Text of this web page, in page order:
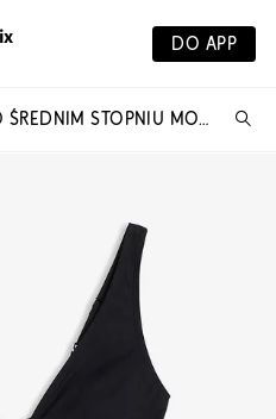
DO APP
KOSTIUM KĄPIELOWY O ŚREDNIM STOPNIU MODELOWANIA SYLWETKI